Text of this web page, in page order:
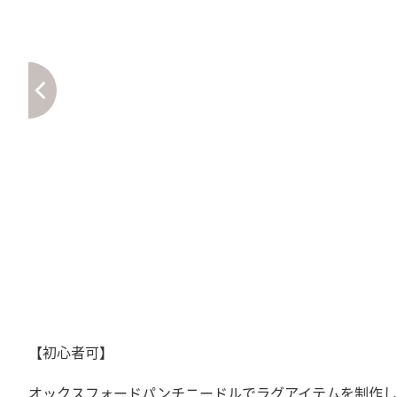
【初心者可】